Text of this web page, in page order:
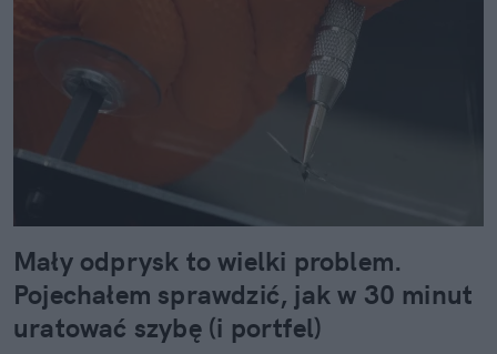
Mały odprysk to wielki problem.
Pojechałem sprawdzić, jak w 30 minut
uratować szybę (i portfel)